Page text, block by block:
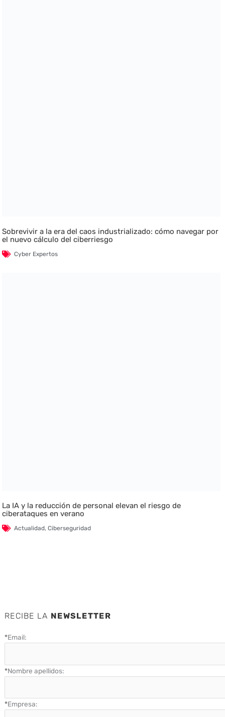
Sobrevivir a la era del caos industrializado: cómo navegar por
el nuevo cálculo del ciberriesgo
Cyber Expertos
La IA y la reducción de personal elevan el riesgo de
ciberataques en verano
Actualidad,Ciberseguridad
RECIBE LA NEWSLETTER
*Email:
*Nombre apellidos:
*Empresa: